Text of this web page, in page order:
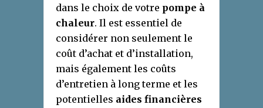
dans le choix de votre pompe à
chaleur. Il est essentiel de
considérer non seulement le
coût d’achat et d’installation,
mais également les coûts
d’entretien à long terme et les
potentielles aides financières